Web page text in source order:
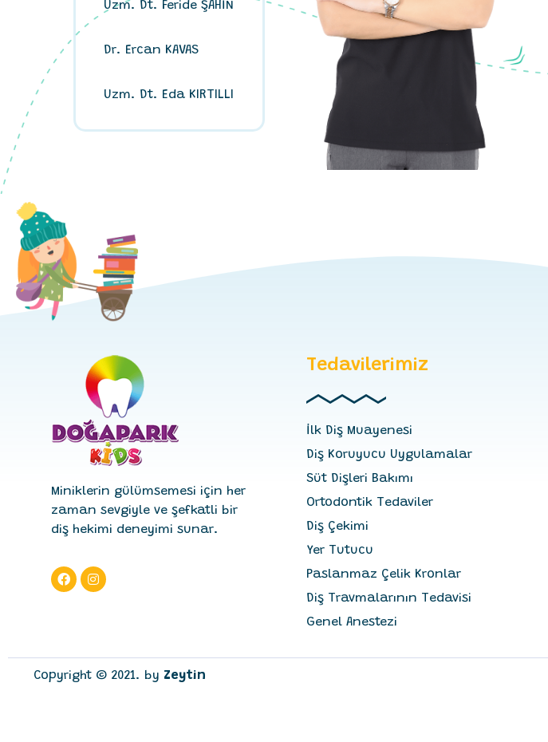
Uzm. Dt. Feride ŞAHİN
Dr. Ercan KAVAS
Uzm. Dt. Eda KIRTILLI
Miniklerin gülümsemesi için her
zaman sevgiyle ve şefkatli bir
diş hekimi deneyimi sunar.
Tedavilerimiz
İlk Diş Muayenesi
Diş Koruyucu Uygulamalar
Süt Dişleri Bakımı
Ortodontik Tedaviler
Diş Çekimi
Yer Tutucu
Paslanmaz Çelik Kronlar
Diş Travmalarının Tedavisi
Genel Anestezi
Copyright © 2021. by Zeytin